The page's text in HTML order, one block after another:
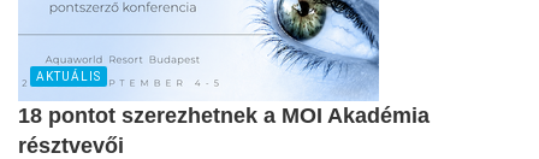
AKTUÁLIS
18 pontot szerezhetnek a MOI Akadémia
résztvevői